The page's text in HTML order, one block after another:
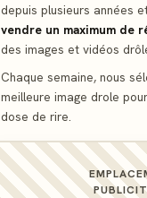
depuis plusieurs années
vendre un maximum de
des images et vidéos
Chaque semaine, nous
meilleure image drole
dose de rire.